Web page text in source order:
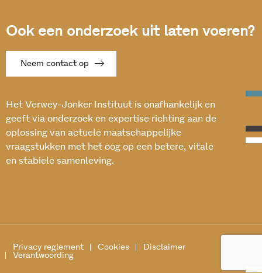
Ook een onderzoek uit laten voeren?
Neem contact op
Het Verwey-Jonker Instituut is onafhankelijk en
geeft via onderzoek en expertise richting aan de
oplossing van actuele maatschappelijke
vraagstukken met het oog op een betere, vitale
en stabiele samenleving.
Privacy reglement Cookies
Disclaimer
Verantwoording